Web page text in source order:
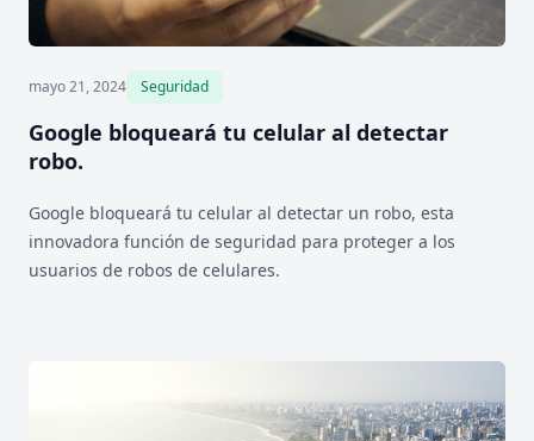
mayo 21, 2024 Seguridad
Google bloqueará tu celular al detectar
robo.
Google bloqueará tu celular al detectar un robo, esta
innovadora función de seguridad para proteger a los
usuarios de robos de celulares.